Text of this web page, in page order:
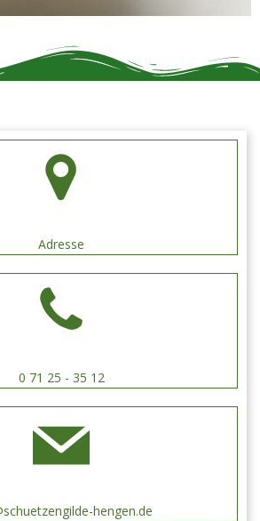
Adresse
0 71 25 - 35 12
hengen.de